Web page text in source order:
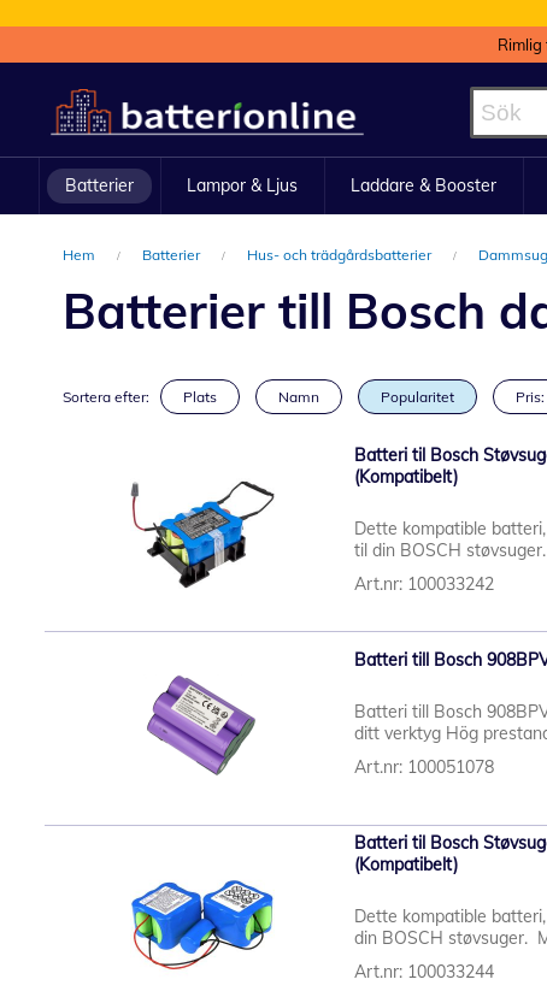
till
innehållet
Batterier Lampor & Ljus Laddare & Booster
Hem Batterier Hus- och trädgårdsbatterier
Batterier till Bosch
Sortera efter: Plats Namn Popularitet
Batteri til Bosch
(Kompatibelt)
Dette kompatible
til din BOSCH
Art.nr: 100033242
Batteri till Bosch
Batteri till Bosch
ditt verktyg Hög
Art.nr: 100051078
Batteri til Bosch
(Kompatibelt)
Dette kompatible
din BOSCH støvsuger.
Art.nr: 100033244